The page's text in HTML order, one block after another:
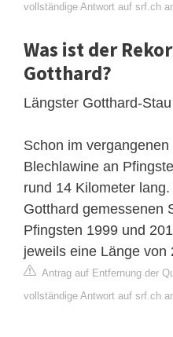
vollständige Antwort auf srf.ch
Was ist der
Gotthard?
Längster Gotthard-
Schon im
Blechlawine an
rund 14 Kilometer
Gotthard gemessenen
Pfingsten 1999 und
jeweils eine Länge von
Antrag auf Entfernung der
vollständige Antwort auf srf.ch